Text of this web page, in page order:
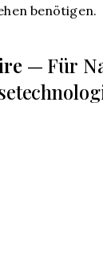
benötigen.
— Für